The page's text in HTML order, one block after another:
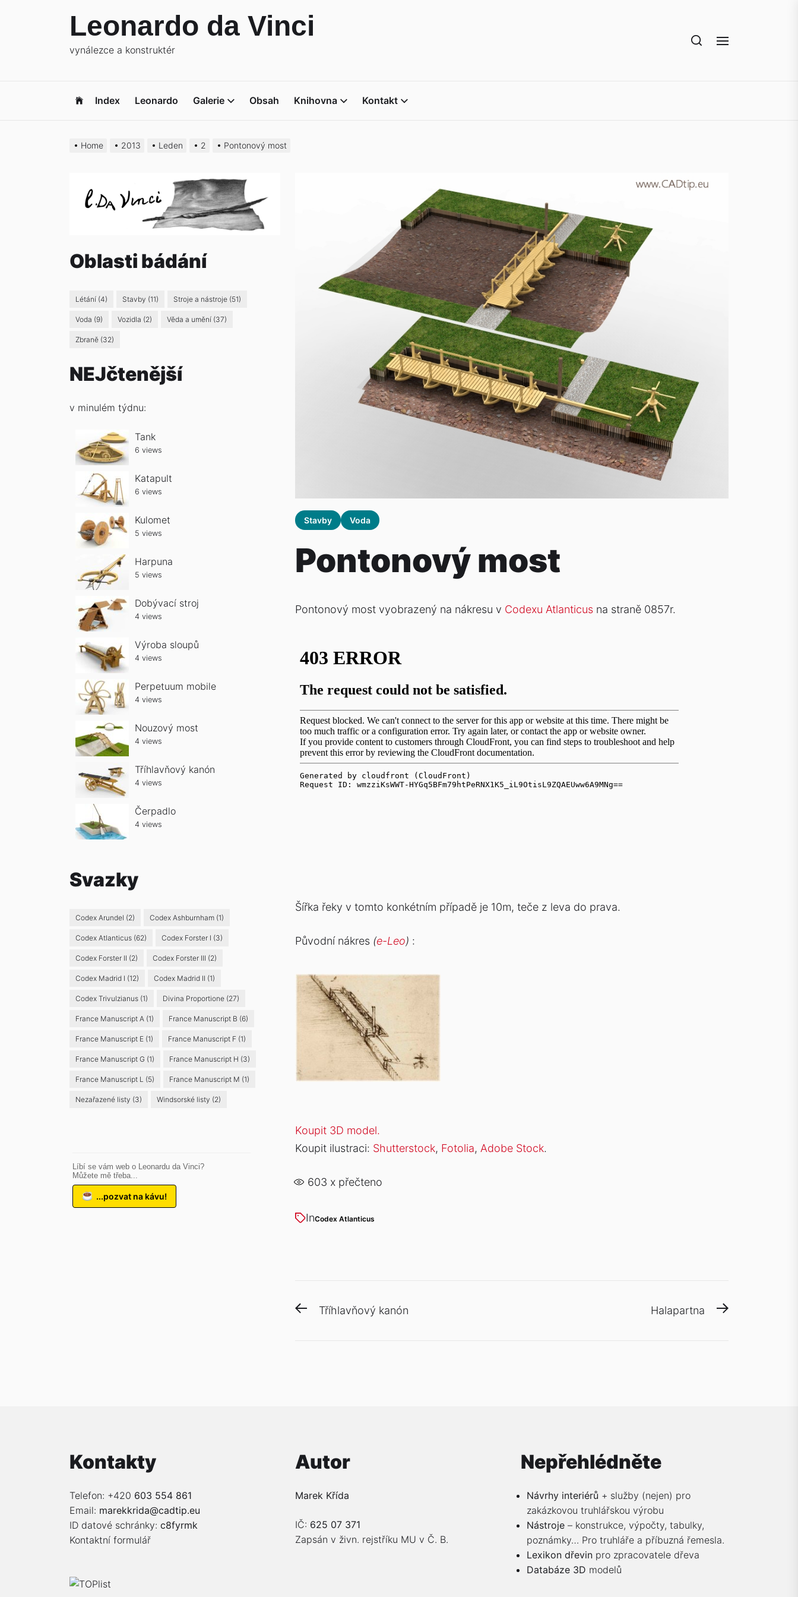
Leonardo da Vinci
vynálezce a konstruktér
Index Leonardo Galerie Obsah Knihovna Kontakt
Home 2013 Leden 2 Pontonový most
Stavby Voda
Pontonový most
Pontonový most vyobrazený na nákresu v Codexu Atlanticus na straně 0857r.
Šířka řeky v tomto konkétním případě je 10m, teče z leva do prava.
Původní nákres (e-Leo) :
Koupit 3D model.
Koupit ilustraci: Shutterstock, Fotolia, Adobe Stock.
603 x přečteno
InCodex Atlanticus
Navigace
PreviousTříhlavňový kanón
Next
Halapartna
Oblasti bádání
Létání (4) Stavby (11) Stroje a nástroje (51)
Voda (9) Vozidla (2) Věda a umění (37)
Zbraně (32)
NEJčtenější
v minulém týdnu:
Tank
6 views
Katapult
6 views
Kulomet
5 views
Harpuna
5 views
Dobývací stroj
4 views
Výroba sloupů
4 views
Perpetuum mobile
4 views
Nouzový most
4 views
Tříhlavňový kanón
4 views
Čerpadlo
4 views
Svazky
Codex Arundel (2) Codex Ashburnham (1)
Codex Atlanticus (62) Codex Forster I (3)
Codex Forster II (2) Codex Forster III (2)
Codex Madrid I (12) Codex Madrid II (1)
Codex Trivulzianus (1) Divina Proportione (27)
France Manuscript A (1) France Manuscript B (6)
France Manuscript E (1) France Manuscript F (1)
France Manuscript G (1) France Manuscript H (3)
France Manuscript L (5) France Manuscript M (1)
Nezařazené listy (3) Windsorské listy (2)
Líbí se vám web o Leonardu da Vinci?
Můžete mě třeba...
...pozvat na kávu!
Kontakty
Telefon: +420 603 554 861
Email: marekkrida@cadtip.eu
ID datové schránky: c8fyrmk
Kontaktní formulář
Autor
Marek Křída
IČ: 625 07 371
Zapsán v živn. rejstříku MU v Č. B.
Nepřehlédněte
Návrhy interiérů + služby (nejen) pro
zakázkovou truhlářskou výrobu
Nástroje – konstrukce, výpočty, tabulky,
poznámky… Pro truhláře a příbuzná řemesla.
Lexikon dřevin pro zpracovatele dřeva
Databáze 3D modelů